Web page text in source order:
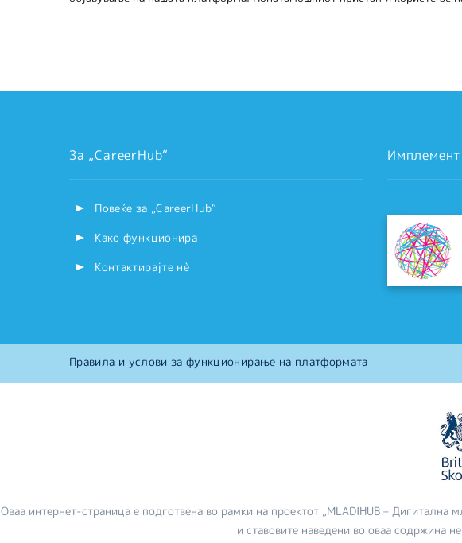
За „CareerHub“
Повеќе за „CareerHub“
Како функционира
Контактирајте нѐ
Правила и услови за функционирање на платформата
Оваа интернет-страница е подготвена во рамки на проектот „MLADIHUB –
и ставовите наведени во оваа содржина